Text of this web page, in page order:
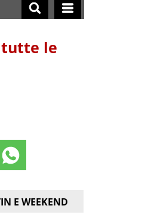
tutte le
E WEEKEND